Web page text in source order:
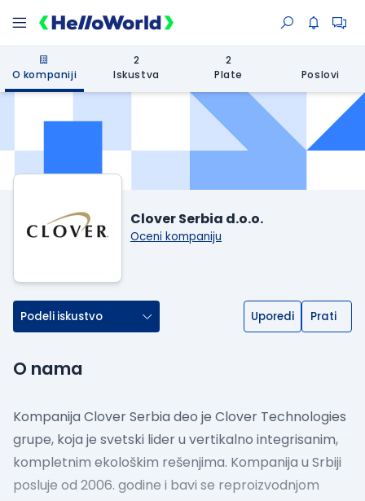
O kompaniji
2
Iskustva
2
Plate
Poslovi
Clover Serbia d.o.o.
Oceni kompaniju
Podeli iskustvo Uporedi Prati
O nama
Kompanija Clover Serbia deo je Clover Technologies
grupe, koja je svetski lider u vertikalno integrisanim,
kompletnim ekološkim rešenjima. Kompanija u Srbiji
posluje od 2006. godine i bavi se reproizvodnjom